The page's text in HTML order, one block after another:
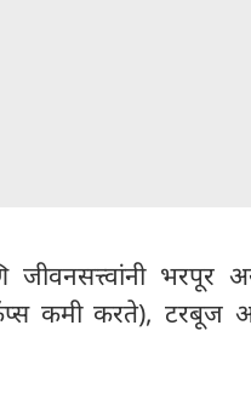
भरपूर
कमी करते), टरबूज